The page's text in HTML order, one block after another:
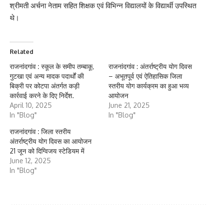
श्रीमती अर्चना नेताम सहित शिक्षक एवं विभिन्न विद्यालयों के विद्यार्थी उपस्थित
थे।
Related
राजनांदगांव : स्कूल के समीप तम्बाकू,
गुटखा एवं अन्य मादक पदार्थों की
बिक्री पर कोटपा अंतर्गत कड़ी
कार्रवाई करने के दिए निर्देश.
April 10, 2025
In "Blog"
राजनांदगांव : अंतर्राष्ट्रीय योग दिवस
– अभूतपूर्व एवं ऐतिहासिक जिला
स्तरीय योग कार्यक्रम का हुआ भव्य
आयोजन
June 21, 2025
In "Blog"
राजनांदगांव : जिला स्तरीय
अंतर्राष्ट्रीय योग दिवस का आयोजन
21 जून को दिग्विजय स्टेडियम में
June 12, 2025
In "Blog"